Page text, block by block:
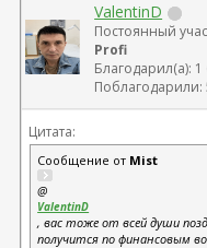
ValentinD
Постоянный
Profi
Благодарил(а): 1
Поблагодарили:
Цитата:
Сообщение от Mist
@
ValentinD
, вас тоже от всей души
получится по финансовым